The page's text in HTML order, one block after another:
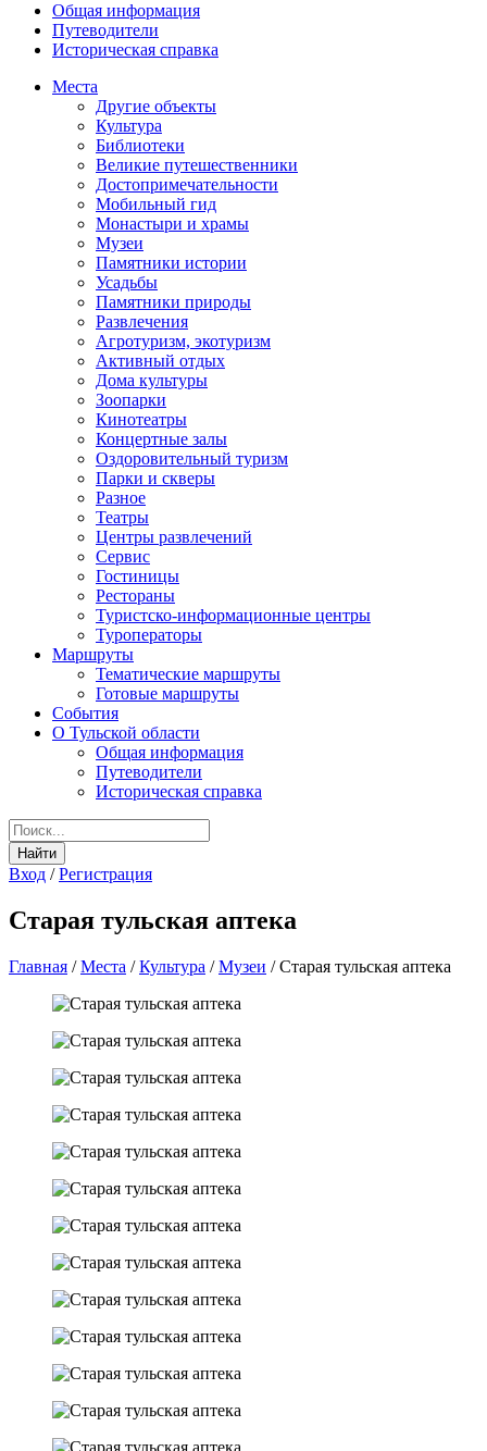
Общая информация
Путеводители
Историческая справка
Места
Другие объекты
Культура
Библиотеки
Великие путешественники
Достопримечательности
Мобильный гид
Монастыри и храмы
Музеи
Памятники истории
Усадьбы
Памятники природы
Развлечения
Агротуризм, экотуризм
Активный отдых
Дома культуры
Зоопарки
Кинотеатры
Концертные залы
Оздоровительный туризм
Парки и скверы
Разное
Театры
Центры развлечений
Сервис
Гостиницы
Рестораны
Туристско-информационные центры
Туроператоры
Маршруты
Тематические маршруты
Готовые маршруты
События
О Тульской области
Общая информация
Путеводители
Историческая справка
Вход /Регистрация
Старая тульская аптека
Главная /Места /Культура /Музеи /Старая тульская аптека